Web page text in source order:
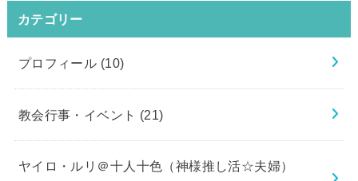
カテゴリー
プロフィール (10)
教会行事・イベント (21)
ヤイロ・ルリ＠十人十色（神様推し活☆夫婦）